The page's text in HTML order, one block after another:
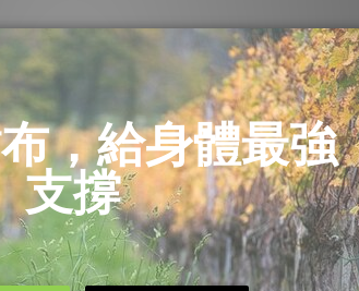
肌過度緊繃壓迫到了坐骨神經，這會使得整個下
，就有可能會運用到更多的梨狀肌來代償完成穩
又無法放鬆，就有可能造成緊繃壓迫囉。
放鬆按摩法】